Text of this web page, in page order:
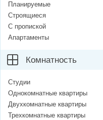
Планируемые
Строящиеся
С пропиской
Апартаменты
Комнатность
Студии
Однокомнатные квартиры
Двухкомнатные квартиры
Трехкомнатные квартиры